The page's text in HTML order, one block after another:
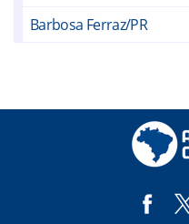
Barbosa Ferraz/PR
Corumbataí do Sul/PR
Doutor Camargo/PR